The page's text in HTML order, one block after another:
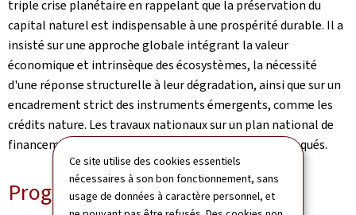
Ce site utilise des cookies essentiels
nécessaires à son bon fonctionnement, sans
usage de données à caractère personnel, et
triple crise planétaire en rappelant que la préservation du
capital naturel est indispensable à une prospérité durable. Il a
insisté sur une approche globale intégrant la valeur
économique et intrinsèque des écosystèmes, la nécessité
d'une réponse structurelle à leur dégradation, ainsi que sur un
encadrement strict des instruments émergents, comme les
crédits nature. Les travaux nationaux sur un plan national de
financement de la biodiversité ont également été évoqués.
Programme LIFE